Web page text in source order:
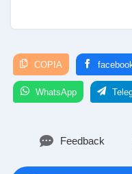
COPIA
WhatsApp
Feedback